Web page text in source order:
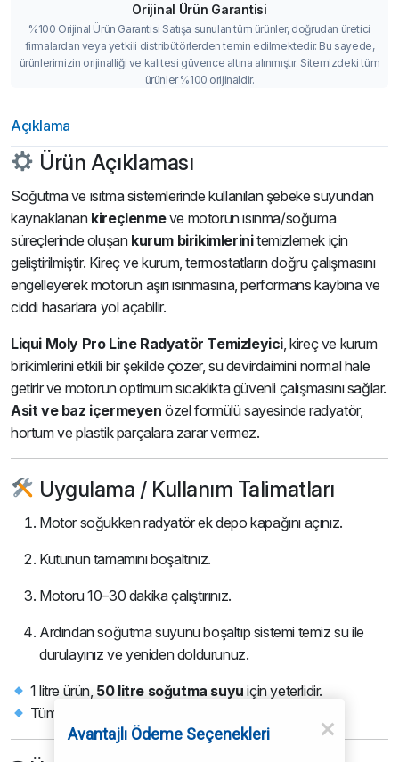
Orijinal Ürün Garantisi
%100 Orijinal Ürün Garantisi Satışa sunulan tüm ürünler, doğrudan üretici
firmalardan veya yetkili distribütörlerden temin edilmektedir. Bu sayede,
ürünlerimizin orijinalliği ve kalitesi güvence altına alınmıştır. Sitemizdeki tüm
ürünler %100 orijinaldir.
Açıklama
Ürün Açıklaması
Soğutma ve ısıtma sistemlerinde kullanılan şebeke suyundan
kaynaklanan kireçlenmeve motorun ısınma/soğuma
süreçlerinde oluşan kurum birikimlerinitemizlemek için
geliştirilmiştir. Kireç ve kurum, termostatların doğru çalışmasını
engelleyerek motorun aşırı ısınmasına, performans kaybına ve
ciddi hasarlara yol açabilir.
Liqui Moly Pro Line Radyatör Temizleyici, kireç ve kurum
birikimlerini etkili bir şekilde çözer, su devirdaimini normal hale
getirir ve motorun optimum sıcaklıkta güvenli çalışmasını sağlar.
Asit ve baz içermeyen özel formülü sayesinde radyatör,
hortum ve plastik parçalara zarar vermez.
Uygulama / Kullanım Talimatları
Motor soğukken radyatör ek depo kapağını açınız.
Kutunun tamamını boşaltınız.
Motoru 10–30 dakika çalıştırınız.
Ardından soğutma suyunu boşaltıp sistemi temiz su ile
durulayınız ve yeniden doldurunuz.
1 litre ürün, 50 litre soğutma suyu için yeterlidir.
Tüm soğutma ve ısıtma sistemleri ile uyumludur.
Avantajlı Ödeme Seçenekleri